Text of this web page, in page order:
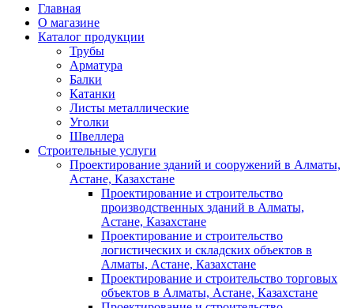
Главная
О магазине
Каталог продукции
Трубы
Арматура
Балки
Катанки
Листы металлические
Уголки
Швеллера
Строительные услуги
Проектирование зданий и сооружений в Алматы,
Астане, Казахстане
Проектирование и строительство
производственных зданий в Алматы,
Астане, Казахстане
Проектирование и строительство
логистических и складских объектов в
Алматы, Астане, Казахстане
Проектирование и строительство торговых
объектов в Алматы, Астане, Казахстане